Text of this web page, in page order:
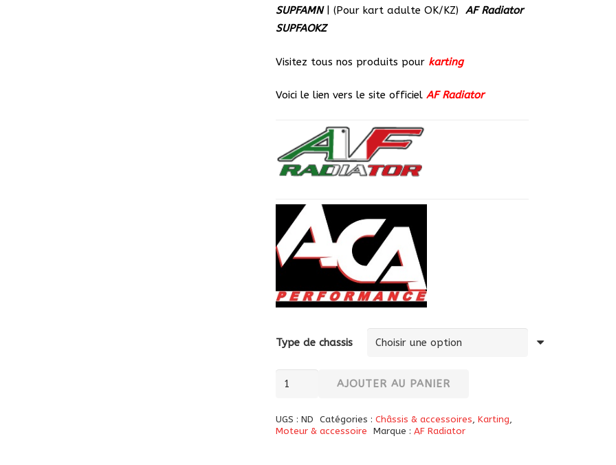
SUPFAMN
| (Pour kart adulte OK/KZ)AF Radiator
SUPFAOKZ
Visitez tous nos produits pour karting
Voici le lien vers le site officielAF Radiator
Type de chassis
quantité
Patte
de
AJOUTER AU PANIER
UGS :ND Catégories : Châssis & accessoires, Karting,
Moteur & accessoire
Marque : AF Radiator